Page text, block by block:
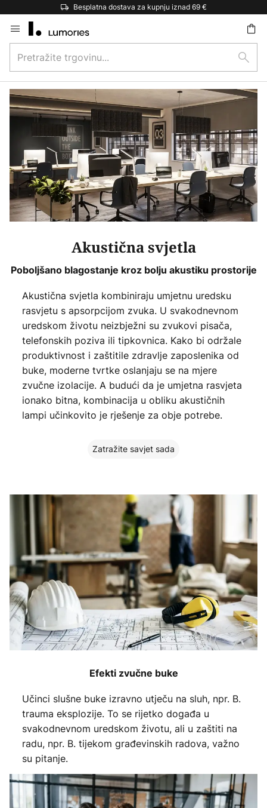
Besplatna dostava za kupnju iznad 69 €
to
Content
trgovinu...
traži
Akustična svjetla
Poboljšano blagostanje kroz bolju akustiku prostorije
Akustična svjetla kombiniraju umjetnu uredsku
rasvjetu s apsorpcijom zvuka. U svakodnevnom
uredskom životu neizbježni su zvukovi pisača,
telefonskih poziva ili tipkovnica. Kako bi održale
produktivnost i zaštitile zdravlje zaposlenika od
buke, moderne tvrtke oslanjaju se na mjere
zvučne izolacije. A budući da je umjetna rasvjeta
ionako bitna, kombinacija u obliku akustičnih
lampi učinkovito je rješenje za obje potrebe.
Zatražite savjet sada
Efekti zvučne buke
Učinci slušne buke izravno utječu na sluh, npr. B.
trauma eksplozije. To se rijetko događa u
svakodnevnom uredskom životu, ali u zaštiti na
radu, npr. B. tijekom građevinskih radova, važno
su pitanje.